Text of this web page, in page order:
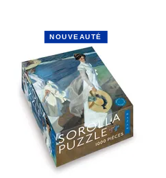
NOUVEAUTÉ